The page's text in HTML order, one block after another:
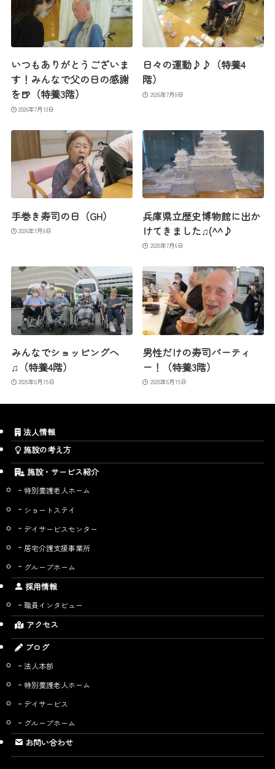
いつもありがとうございま
す！みんなで父の日の感謝
を🍺（特養3階）
2026年7月13日
日々の運動♪♪（特養4
階）
2026年7月8日
手巻き寿司の日（GH）
2026年7月8日
兵庫県立歴史博物館に出か
けてきました♫(^^♪
2026年7月6日
みんなでショッピングへ
♫（特養4階）
2026年6月15日
男性だけの寿司パーティ
ー！（特養3階）
2026年6月15日
法人情報
施設の考え方
施設・サービス紹介
特別養護老人ホーム
ショートステイ
デイサービスセンター
居宅介護支援事業所
グループホーム
採用情報
職員インタビュー
アクセス
ブログ
法人本部
特別養護老人ホーム
デイサービス
グループホーム
お問い合わせ